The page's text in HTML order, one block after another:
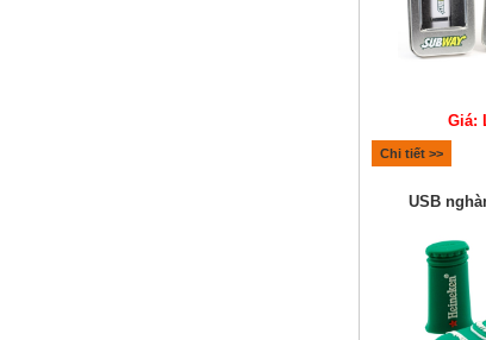
Giá:
Chi tiết >>
USB